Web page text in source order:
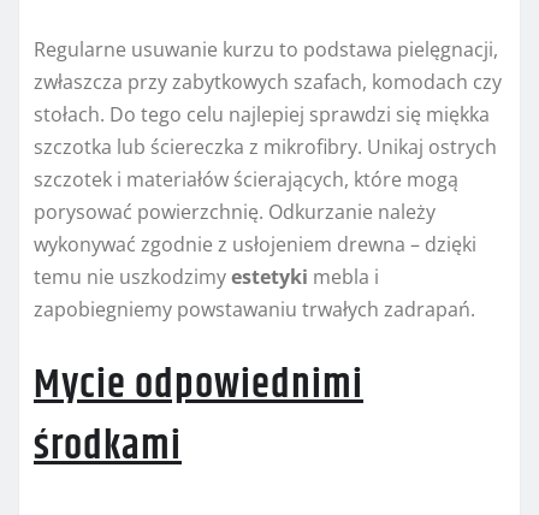
Regularne usuwanie kurzu to podstawa pielęgnacji,
zwłaszcza przy zabytkowych szafach, komodach czy
stołach. Do tego celu najlepiej sprawdzi się miękka
szczotka lub ściereczka z mikrofibry. Unikaj ostrych
szczotek i materiałów ścierających, które mogą
porysować powierzchnię. Odkurzanie należy
wykonywać zgodnie z usłojeniem drewna – dzięki
temu nie uszkodzimyestetyki mebla i
zapobiegniemy powstawaniu trwałych zadrapań.
Mycie odpowiednimi
środkami